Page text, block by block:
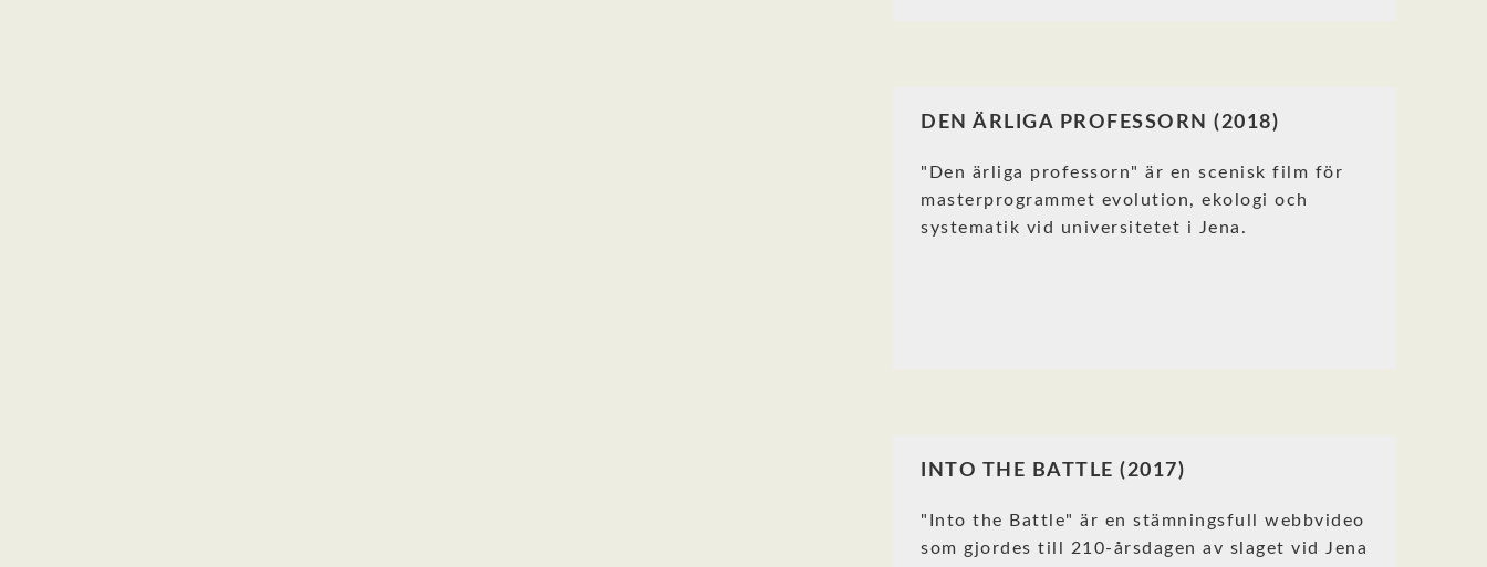
DEN ÄRLIGA PROFESSORN (2018)
"Den ärliga professorn" är en scenisk film för
masterprogrammet evolution, ekologi och
systematik vid universitetet i Jena.
INTO THE BATTLE (2017)
"Into the Battle" är en stämningsfull webbvideo
som gjordes till 210-årsdagen av slaget vid Jena